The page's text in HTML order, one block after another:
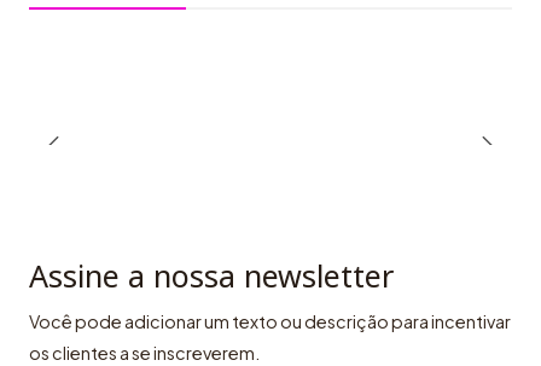
Assine a nossa newsletter
Você pode adicionar um texto ou descrição para incentivar
os clientes a se inscreverem.